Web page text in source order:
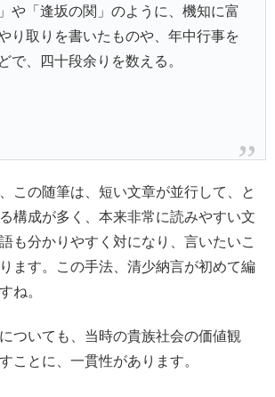
や「逢坂の関」のように、機知に富
り取りを書いたものや、年中行事を
で、四十段余りを数える。
この随筆は、短い文章が並行して、と
構成が多く、本来非常に読みやすい文
も分かりやすく対になり、言いたいこ
ます。この手法、清少納言が初めて編
ね。
ついても、当時の貴族社会の価値観
ことに、一貫性があります。